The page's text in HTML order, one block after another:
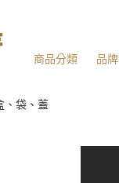
商品分類 品
、袋、蓋